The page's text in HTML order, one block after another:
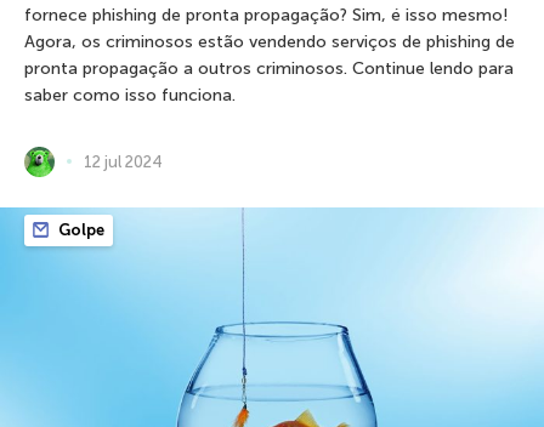
fornece phishing de pronta propagação? Sim, é isso mesmo!
Agora, os criminosos estão vendendo serviços de phishing de
pronta propagação a outros criminosos. Continue lendo para
saber como isso funciona.
12 jul 2024
Golpe